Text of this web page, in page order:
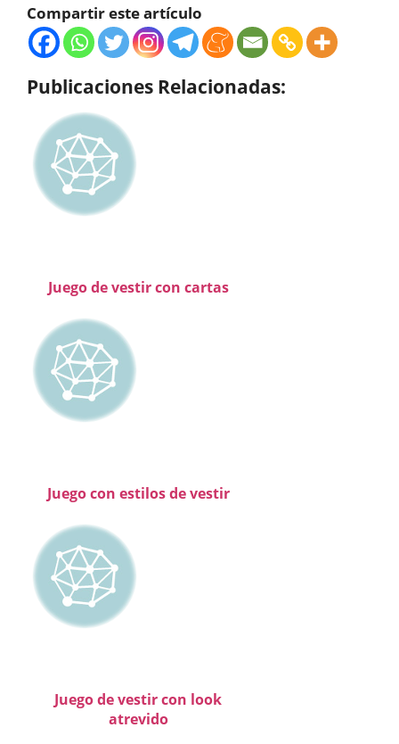
Compartir este artículo
Publicaciones Relacionadas:
Juego de vestir con cartas
Juego con estilos de vestir
Juego de vestir con look
atrevido